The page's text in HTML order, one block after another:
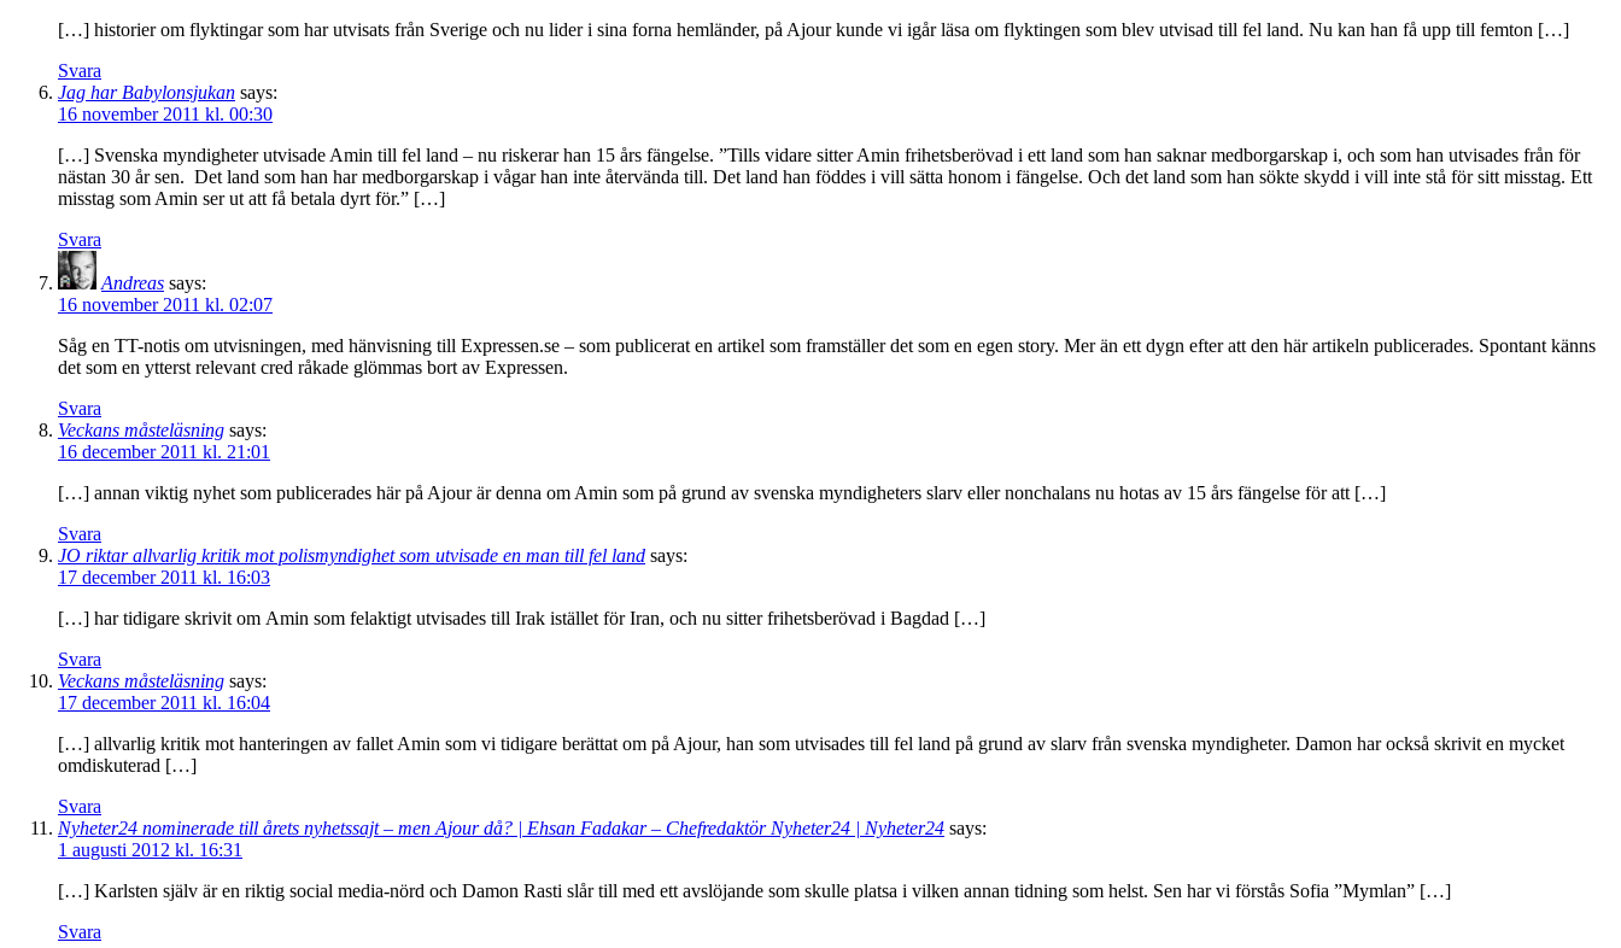
[…] historier om flyktingar som har utvisats från Sverige och nu lider i sina forna hemländer, på Ajour kunde vi igår läsa om flyktingen som blev utvisad till fel land. Nu kan han få upp till femton […]
Svara
Jag har Babylonsjukan says:
16 november 2011 kl. 00:30
[…] Svenska myndigheter utvisade Amin till fel land – nu riskerar han 15 års fängelse. ”Tills vidare sitter Amin frihetsberövad i ett land som han saknar medborgarskap i, och som han utvisades från för
nästan 30 år sen. Det land som han har medborgarskap i vågar han inte återvända till. Det land han föddes i vill sätta honom i fängelse. Och det land som han sökte skydd i vill inte stå för sitt misstag. Ett
misstag som Amin ser ut att få betala dyrt för.” […]
Svara
Andreas says:
16 november 2011 kl. 02:07
Såg en TT-notis om utvisningen, med hänvisning till Expressen.se – som publicerat en artikel som framställer det som en egen story. Mer än ett dygn efter att den här artikeln publicerades. Spontant känns
det som en ytterst relevant cred råkade glömmas bort av Expressen.
Svara
Veckans måsteläsning says:
16 december 2011 kl. 21:01
[…] annan viktig nyhet som publicerades här på Ajour är denna om Amin som på grund av svenska myndigheters slarv eller nonchalans nu hotas av 15 års fängelse för att […]
Svara
JO riktar allvarlig kritik mot polismyndighet som utvisade en man till fel land says:
17 december 2011 kl. 16:03
[…] har tidigare skrivit om Amin som felaktigt utvisades till Irak istället för Iran, och nu sitter frihetsberövad i Bagdad […]
Svara
Veckans måsteläsning says:
17 december 2011 kl. 16:04
[…] allvarlig kritik mot hanteringen av fallet Amin som vi tidigare berättat om på Ajour, han som utvisades till fel land på grund av slarv från svenska myndigheter. Damon har också skrivit en mycket
omdiskuterad […]
Svara
Nyheter24 nominerade till årets nyhetssajt – men Ajour då? | Ehsan Fadakar – Chefredaktör Nyheter24 | Nyheter24 says:
1 augusti 2012 kl. 16:31
[…] Karlsten själv är en riktig social media-nörd och Damon Rasti slår till med ett avslöjande som skulle platsa i vilken annan tidning som helst. Sen har vi förstås Sofia ”Mymlan” […]
Svara